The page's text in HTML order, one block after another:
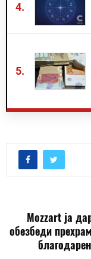
4.
5.
Mozzart ја
обезбеди